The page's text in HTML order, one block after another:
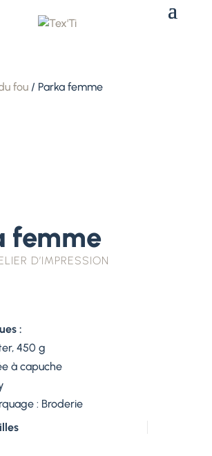
fou/ Parka femme
femme
D’IMPRESSION
:
450 g
à capuche
: Broderie